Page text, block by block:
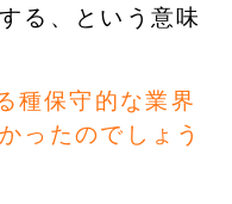
る、という意味
種保守的な業界
ったのでしょう